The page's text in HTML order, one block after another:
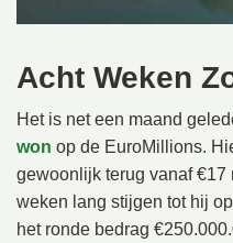
Acht Weken
Het is net een maand
won op de EuroMillions.
gewoonlijk terug vanaf
weken lang stijgen tot hij
het ronde bedrag